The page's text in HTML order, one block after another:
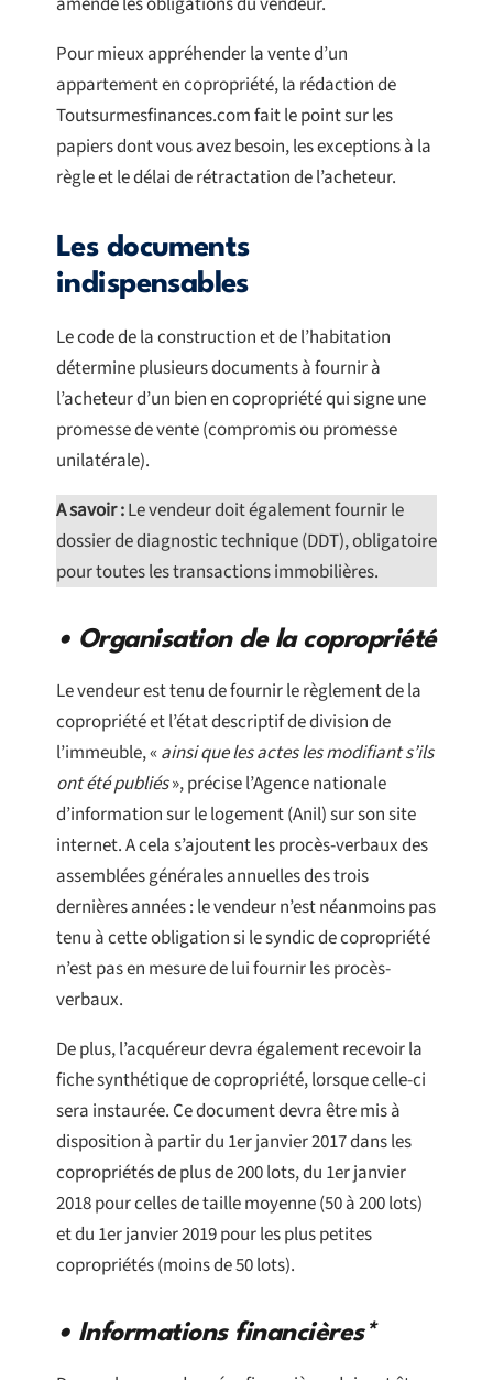
Pour mieux appréhender la vente d’un
appartement en copropriété, la rédaction de
Toutsurmesfinances.com fait le point sur les
papiers dont vous avez besoin, les exceptions à la
règle et le délai de rétractation de l’acheteur.
Les documents
indispensables
Le code de la construction et de l’habitation
détermine plusieurs documents à fournir à
l’acheteur d’un bien en copropriété qui signe une
promesse de vente (compromis ou promesse
unilatérale).
A savoir :Le vendeur doit également fournir le
dossier de diagnostic technique (DDT), obligatoire
pour toutes les transactions immobilières.
• Organisation de la copropriété
Le vendeur est tenu de fournir le règlement de la
copropriété et l’état descriptif de division de
l’immeuble, «ainsi que les actes les modifiant s’ils
ont été publiés», précise l’Agence nationale
d’information sur le logement (Anil) sur son site
internet. A cela s’ajoutent les procès-verbaux des
assemblées générales annuelles des trois
dernières années : le vendeur n’est néanmoins pas
tenu à cette obligation si le syndic de copropriété
n’est pas en mesure de lui fournir les procès-
verbaux.
De plus, l’acquéreur devra également recevoir la
fiche synthétique de copropriété, lorsque celle-ci
sera instaurée. Ce document devra être mis à
disposition à partir du 1er janvier 2017 dans les
copropriétés de plus de 200 lots, du 1er janvier
2018 pour celles de taille moyenne (50 à 200 lots)
et du 1er janvier 2019 pour les plus petites
copropriétés (moins de 50 lots).
• Informations financières*